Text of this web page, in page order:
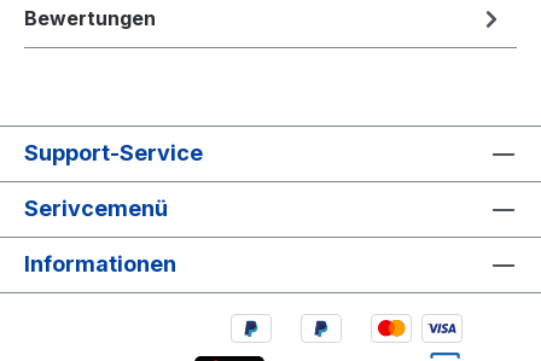
Bewertungen
Support-Service
Serivcemenü
Informationen